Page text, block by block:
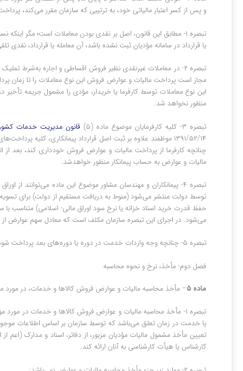
‌و پس از کسر اعتبار مالیاتی خود، به ترتیبی که سازمان مقرر می‌کند،
تبصره ۱- مطابق این قانون، اصل بر نقدی بودن معاملات است؛ مگر
یا قرارداد در سامانه مؤدیان ثبت نشده باشد، آن معامله یا قرارداد، نقدی
تبصره ۲- در معاملات غیرنقدی نظیر فروش اقساطی و اجاره به‌شرط
مجاز است پرداخت مالیات و عوارض فروش این نوع معاملات را تا زمان
این نوع معاملات توسط کارفرما یا خریدار، مؤدی را مشمول جریمه
منظور نخواهد شد.
تبصره ۳- کلیه کارفرمایان موضوع ماده ‌(۵) قانون مدیریت خدمات
۱۳۹۱/۵۲/۱۴ موظفند علاوه بر ثبت اصل قرارداد پیمانکاری، کلیه
چنانچه کارفرما از پرداخت مالیات و عوارض فروش خودداری کند، بعد
مالیات و عوارض به حساب پیمانکار منظور خواهدشد.
تبصره ۴- پیمانکاران و مهندسان مشاور موضوع این ماده ‌می‌توانند از اوراق تسویه خزانه موضوع ماده ‌(۲)
توسط دولت منتشر می‌شود (منوط به دریافت مستقیم از دولت) برای تسویه
حفظ قدرت خرید اسناد خزانه یا نرخ سود اوراق مالی‌- اسلامی) متناسب
می‌شود. در اجرای این تبصره سازمان مکلف است که معادل سهم عوارض
تبصره ۵- چنانچه وجه واردات خدمت در دوره یا دوره‌های بعد پرداخت شود، مالیات و عوارض آن هم در همان دوره پرداخت می‌شود.
فصل دوم‌- مأخذ، نرخ و نحوه محاسبه
ماده ۵‌
– مأخذ محاسبه مالیات و عوارض فروش کالاها و خدمات، در
یا خدمت در زمان تعلق می‌باشد که توسط سازمان بر اساس اطلاعات
تعیین مأخذ مشمول مالیات مؤدیان مزبور، از دفاتر، اسناد و مدارک (اعم
کارشناس یا هیأت کارشناسی به آنان ارائه کند.